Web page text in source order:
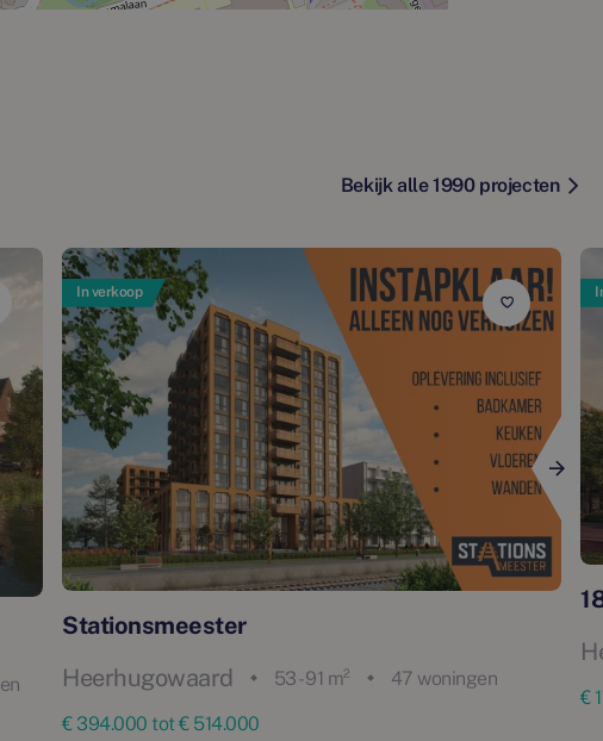
Bekijk alle 1990 projecten
In verkoop
Stationsmeester
Heerhugowaard
53 - 91 m²
47 woningen
€ 394.000 tot € 514.000
€